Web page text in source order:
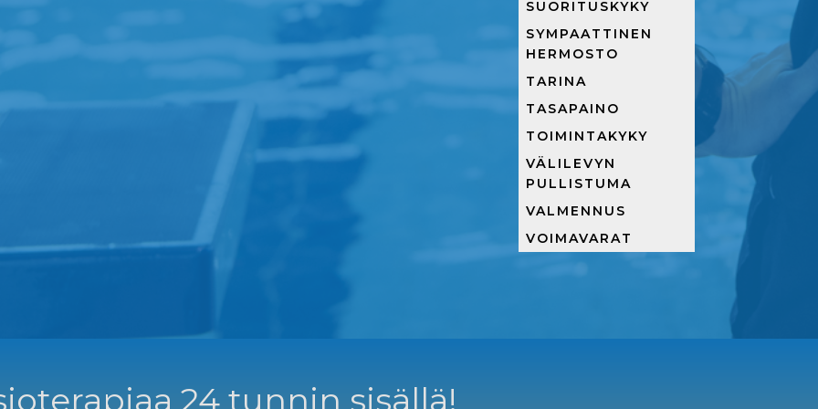
SUORITUSKYKY
SYMPAATTINEN
HERMOSTO
TARINA
TASAPAINO
TOIMINTAKYKY
VÄLILEVYN
PULLISTUMA
VALMENNUS
VOIMAVARAT
24 tunnin sisällä!